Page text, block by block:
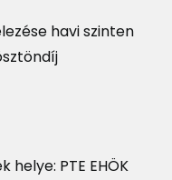
havi szinten
helye: PTE EHÖK